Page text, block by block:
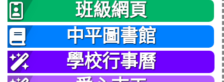
班級網頁
中平圖書館
學校行事曆